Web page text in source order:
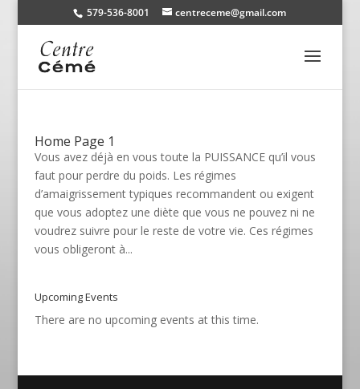
579-536-8001 centreceme@gmail.com
Home Page 1
Vous avez déjà en vous toute la PUISSANCE qu’il vous
faut pour perdre du poids. Les régimes
d’amaigrissement typiques recommandent ou exigent
que vous adoptez une diète que vous ne pouvez ni ne
voudrez suivre pour le reste de votre vie. Ces régimes
vous obligeront à...
Upcoming Events
There are no upcoming events at this time.